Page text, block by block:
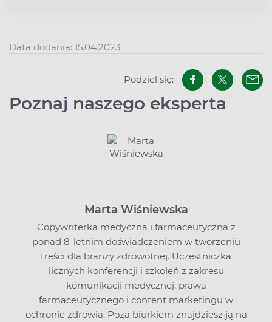
Data dodania: 15.04.2023
Podziel się:
Poznaj naszego eksperta
Marta Wiśniewska
Copywriterka medyczna i farmaceutyczna z
ponad 8-letnim doświadczeniem w tworzeniu
treści dla branży zdrowotnej. Uczestniczka
licznych konferencji i szkoleń z zakresu
komunikacji medycznej, prawa
farmaceutycznego i content marketingu w
ochronie zdrowia. Poza biurkiem znajdziesz ją na